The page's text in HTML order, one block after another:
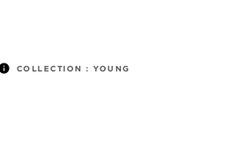
COLLECTION : YOUNG